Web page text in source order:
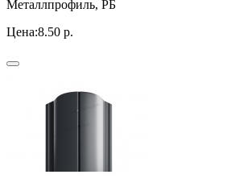
Металлпрофиль, РБ
Цена:8.50 р.